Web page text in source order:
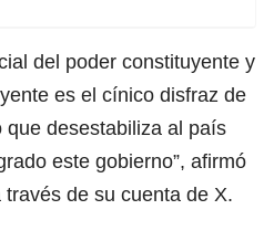
del poder constituyente y
es el cínico disfraz de
que desestabiliza al país
este gobierno”, afirmó
de su cuenta de X.